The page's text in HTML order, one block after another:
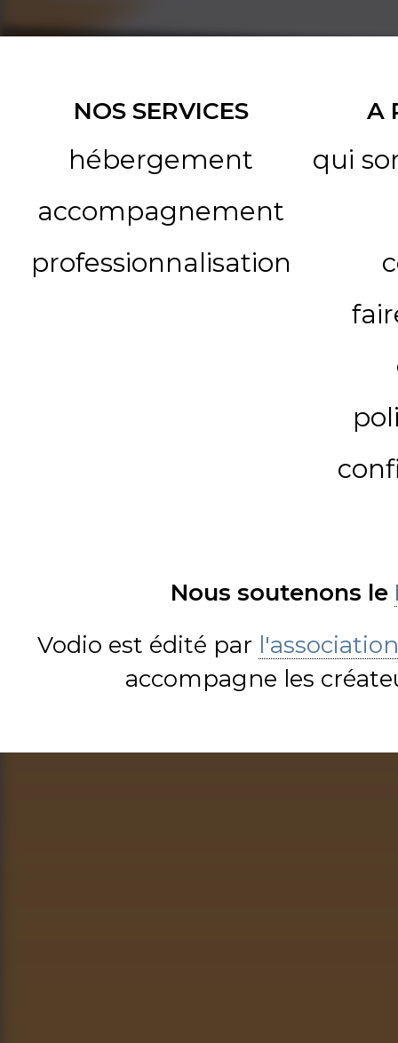
NOS SERVICES
hébergement
accompagnement
professionnalisation
A
qui